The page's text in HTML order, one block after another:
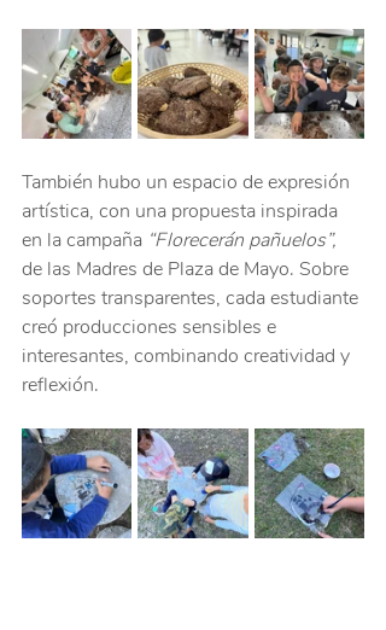
También hubo un espacio de expresión
artística, con una propuesta inspirada
en la campaña “Florecerán pañuelos”,
de las Madres de Plaza de Mayo. Sobre
soportes transparentes, cada estudiante
creó producciones sensibles e
interesantes, combinando creatividad y
reflexión.